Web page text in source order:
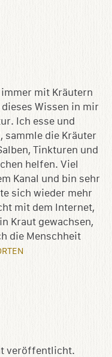
mit Kräutern
Wissen in mir
Ich esse und
sammle die Kräuter
Tinkturen und
helfen. Viel
Kanal und bin sehr
sich wieder mehr
mit dem Internet,
Kraut gewachsen,
die Menschheit
veröffentlicht.